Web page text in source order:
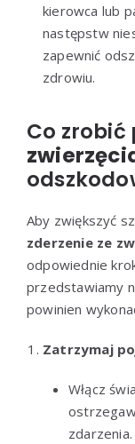
kierowca lub
następstw
zapewnić
zdrowiu.
Co zrobić
Aby zwiększyć
zderzenie ze
odpowiednie
przedstawiamy
powinien
Zatrzymaj
Włącz
zdarzenia.